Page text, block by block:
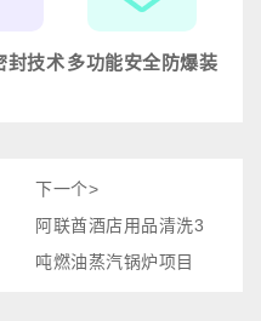
封技术多功能安全防爆装
料在炉膛中发生剧
位
下一个>
阿联酋酒店用品清洗3
吨燃油蒸汽锅炉项目